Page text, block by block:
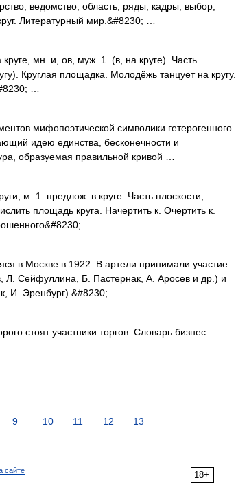
ведомство, область; ряды, кадры; выбор,
Литературный мир.&#8230; …
мн. и, ов, муж. 1. (в, на круге). Часть
Круглая площадка. Молодёжь танцует на кругу.
…
мифопоэтической символики гетерогенного
идею единства, бесконечности и
образуемая правильной кривой …
м. 1. предлож. в круге. Часть плоскости,
площадь круга. Начертить к. Очертить к.
…
в Москве в 1922. В артели принимали участие
Л. Сейфуллина, Б. Пастернак, А. Аросев и др.) и
И. Эренбург).&#8230; …
стоят участники торгов. Словарь бизнес
9 10 11 12 13
18+
сайте